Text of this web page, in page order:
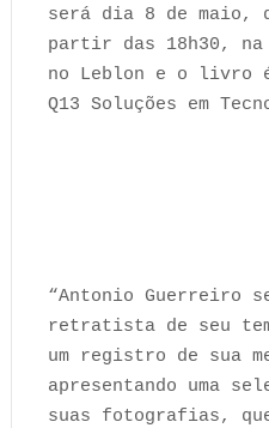
será dia 8 de
partir das 18h30, na
no Leblon e o livro
Q13 Soluções em
“Antonio Guerreiro
retratista de seu
um registro de sua
apresentando uma
suas fotografias, que